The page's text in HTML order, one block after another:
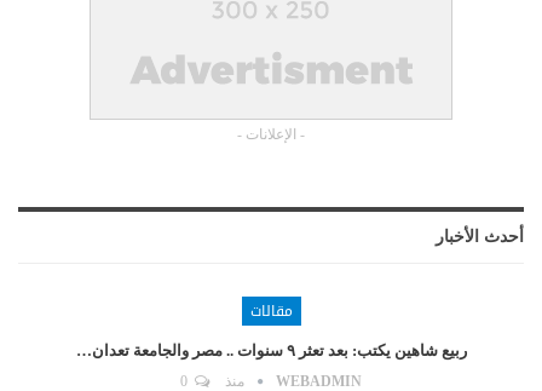
- الإعلانات -
أحدث الأخبار
مقالات
ربيع شاهين يكتب: بعد تعثر ٩ سنوات .. مصر والجامعة تعدان…
WEBADMIN منذ